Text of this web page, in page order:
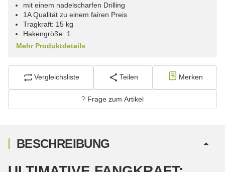
mit einem nadelscharfen Drilling
1A Qualität zu einem fairen Preis
Tragkraft: 15 kg
Hakengröße: 1
Mehr Produktdetails
Vergleichsliste Teilen Merken
Frage zum Artikel
BESCHREIBUNG